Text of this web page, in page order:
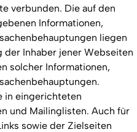
verbunden. Die auf den
Informationen,
liegen
Inhaber jener Webseiten
solcher Informationen,
in eingerichteten
und Mailinglisten. Auch für
sowie der Zielseiten